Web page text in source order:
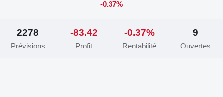
-0.37%
2278
Prévisions
-83.42
Profit
-0.37%
Rentabilité
9
Ouvertes